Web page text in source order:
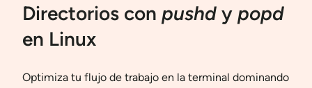
Directorios con pushd y popd
en Linux
Optimiza tu flujo de trabajo en la terminal dominando